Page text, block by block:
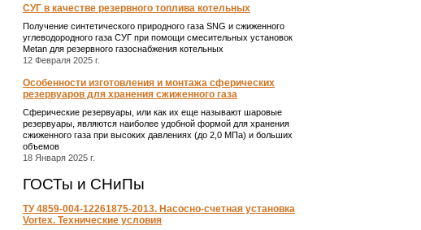
СУГ в качестве резервного топлива котельных
Получение синтетического природного газа SNG и сжиженного
углеводородного газа СУГ при помощи смесительных установок
Metan для резервного газоснабжения котельных
12 Февраля 2025 г.
Особенности изготовления и монтажа сферических
резервуаров для хранения сжиженного газа
Сферические резервуары, или как их еще называют шаровые
резервуары, являются наиболее удобной формой для хранения
сжиженного газа при высоких давлениях (до 2,0 МПа) и больших
объемов
18 Января 2025 г.
ГОСТы и СНиПы
ТУ 4859-004-12261875-2013. Насосно-счетная установка
Vortex. Технические условия